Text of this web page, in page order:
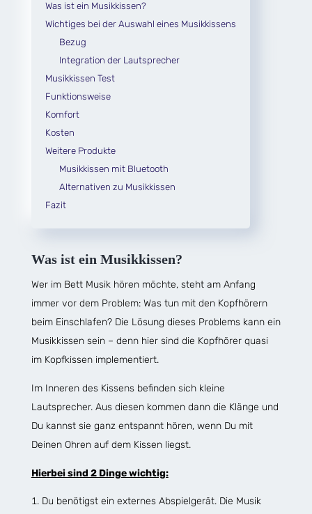
Was ist ein Musikkissen?
Wichtiges bei der Auswahl eines Musikkissens
Bezug
Integration der Lautsprecher
Musikkissen Test
Funktionsweise
Komfort
Kosten
Weitere Produkte
Musikkissen mit Bluetooth
Alternativen zu Musikkissen
Fazit
Was ist ein Musikkissen?
Wer im Bett Musik hören möchte, steht am Anfang
immer vor dem Problem: Was tun mit den Kopfhörern
beim Einschlafen? Die Lösung dieses Problems kann ein
Musikkissen sein – denn hier sind die Kopfhörer quasi
im Kopfkissen implementiert.
Im Inneren des Kissens befinden sich kleine
Lautsprecher. Aus diesen kommen dann die Klänge und
Du kannst sie ganz entspannt hören, wenn Du mit
Deinen Ohren auf dem Kissen liegst.
Hierbei sind 2 Dinge wichtig:
Du benötigst ein externes Abspielgerät. Die Musik